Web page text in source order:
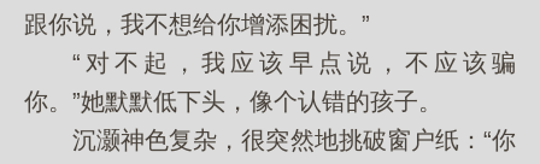
跟你说，我不想给你增添困扰。”
“对不起，我应该早点说，不应该骗
你。”她默默低下头，像个认错的孩子。
沉灏神色复杂，很突然地挑破窗户纸：“你